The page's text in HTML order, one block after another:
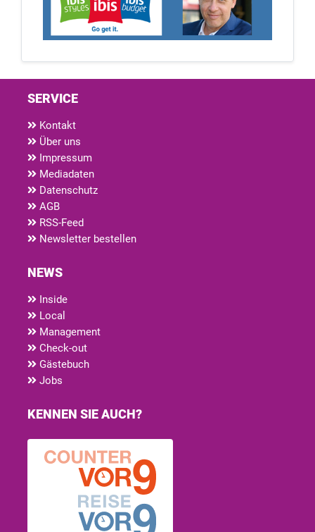
SERVICE
Kontakt
Über uns
Impressum
Mediadaten
Datenschutz
AGB
RSS-Feed
Newsletter bestellen
NEWS
Inside
Local
Management
Check-out
Gästebuch
Jobs
KENNEN SIE AUCH?